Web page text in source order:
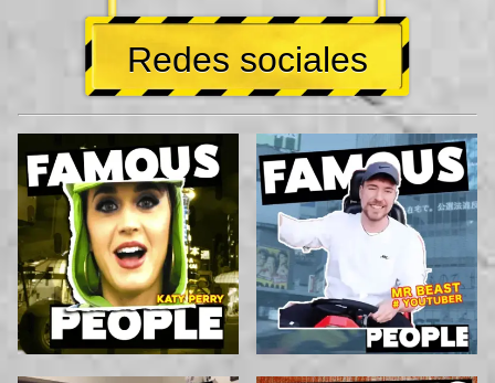
Redes sociales